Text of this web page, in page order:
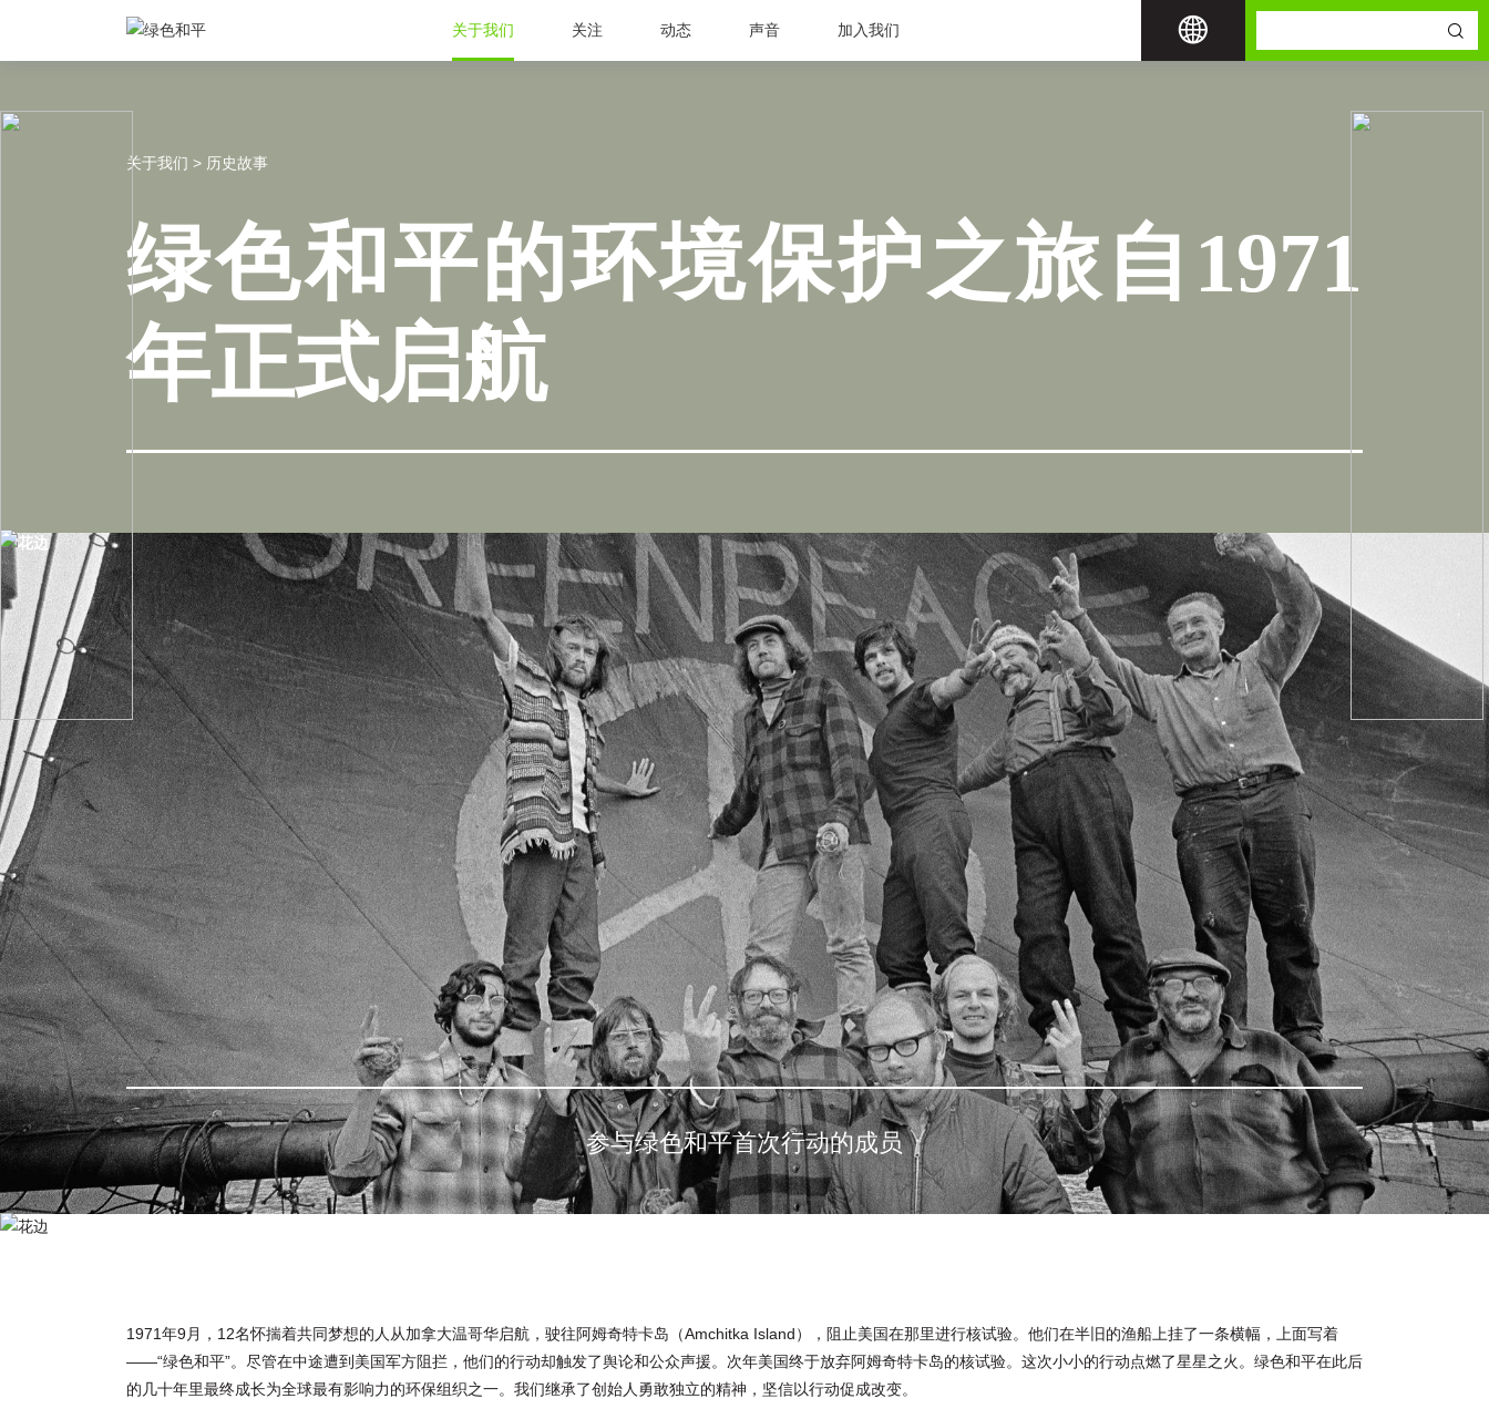
关于我们 关注 动态 声音 加入我们
关于我们 > 历史故事
绿色和平的环境保护之旅自1971
年正式启航
参与绿色和平首次行动的成员
1971年9月，12名怀揣着共同梦想的人从加拿大温哥华启航，驶往阿姆奇特卡岛（Amchitka Island），阻止美国在那里进行核试验。他们在半旧的渔船上挂了一条横幅，上面写着
——“绿色和平”。尽管在中途遭到美国军方阻拦，他们的行动却触发了舆论和公众声援。次年美国终于放弃阿姆奇特卡岛的核试验。这次小小的行动点燃了星星之火。绿色和平在此后
的几十年里最终成长为全球最有影响力的环保组织之一。我们继承了创始人勇敢独立的精神，坚信以行动促成改变。